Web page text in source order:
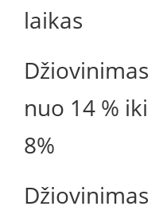
laikas
Džiovinimas
nuo 14 % iki
8%
Džiovinimas